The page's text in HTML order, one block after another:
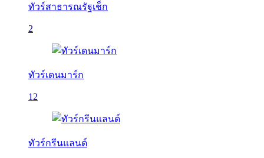
ทัวร์สาธารณรัฐเช็ก
2
ทัวร์เดนมาร์ก
12
ทัวร์กรีนแลนด์